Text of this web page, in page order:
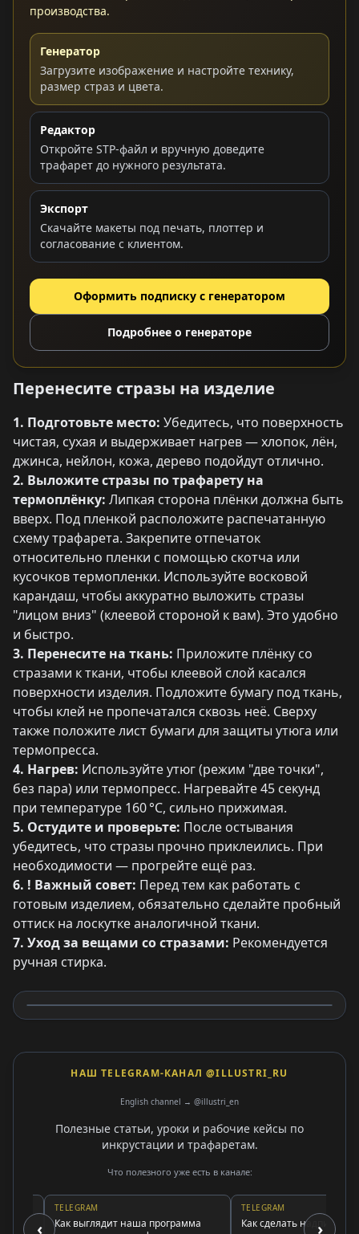
производства.
Генератор
Загрузите изображение и настройте технику,
размер страз и цвета.
Редактор
Откройте STP-файл и вручную доведите
трафарет до нужного результата.
Экспорт
Скачайте макеты под печать, плоттер и
согласование с клиентом.
Оформить подписку с генератором
Подробнее о генераторе
Перенесите стразы на изделие
1. Подготовьте место: Убедитесь, что поверхность
чистая, сухая и выдерживает нагрев — хлопок, лён,
джинса, нейлон, кожа, дерево подойдут отлично.
2. Выложите стразы по трафарету на
термоплёнку: Липкая сторона плёнки должна быть
вверх. Под пленкой расположите распечатанную
схему трафарета. Закрепите отпечаток
относительно пленки с помощью скотча или
кусочков термопленки. Используйте восковой
карандаш, чтобы аккуратно выложить стразы
"лицом вниз" (клеевой стороной к вам). Это удобно
и быстро.
3. Перенесите на ткань: Приложите плёнку со
стразами к ткани, чтобы клеевой слой касался
поверхности изделия. Подложите бумагу под ткань,
чтобы клей не пропечатался сквозь неё. Сверху
также положите лист бумаги для защиты утюга или
термопресса.
4. Нагрев: Используйте утюг (режим "две точки",
без пара) или термопресс. Нагревайте 45 секунд
при температуре 160 °C, сильно прижимая.
5. Остудите и проверьте: После остывания
убедитесь, что стразы прочно приклеились. При
необходимости — прогрейте ещё раз.
6. ! Важный совет: Перед тем как работать с
готовым изделием, обязательно сделайте пробный
оттиск на лоскутке аналогичной ткани.
7. Уход за вещами со стразами: Рекомендуется
ручная стирка.
НАШ TELEGRAM-КАНАЛ @ILLUSTRI_RU
English channel → @illustri_en
Полезные статьи, уроки и рабочие кейсы по
инкрустации и трафаретам.
Что полезного уже есть в канале:
‹
TELEGRAM
Как выглядит наша программа
TELEGRAM
Как сделать надпись
›